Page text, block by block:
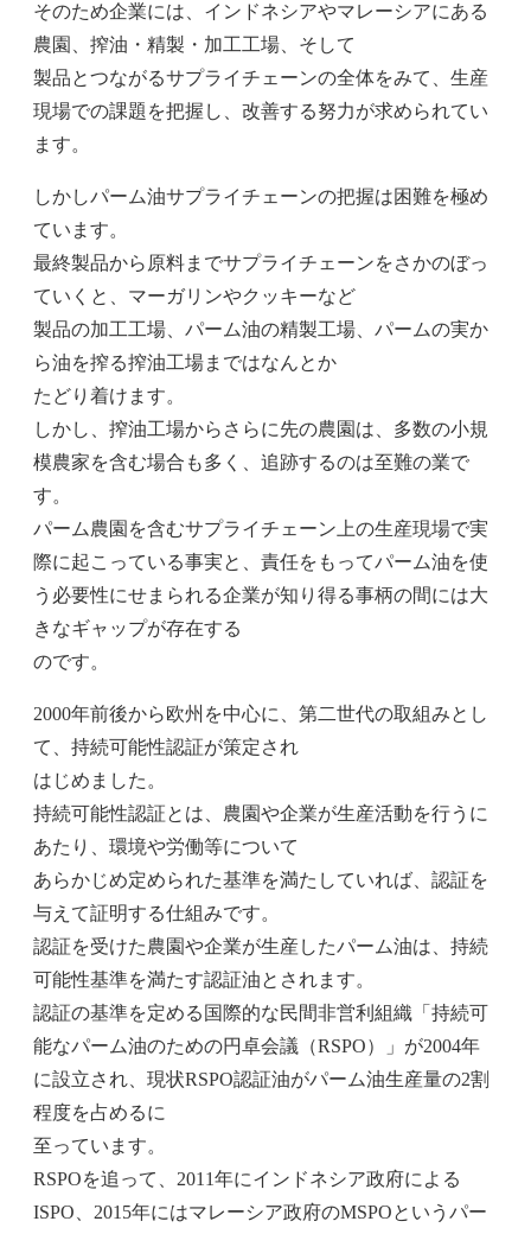
そのため企業には、インドネシアやマレーシアにある
農園、搾油・精製・加工工場、そして
製品とつながるサプライチェーンの全体をみて、生産
現場での課題を把握し、改善する努力が求められてい
ます。
しかしパーム油サプライチェーンの把握は困難を極め
ています。
最終製品から原料までサプライチェーンをさかのぼっ
ていくと、マーガリンやクッキーなど
製品の加工工場、パーム油の精製工場、パームの実か
ら油を搾る搾油工場まではなんとか
たどり着けます。
しかし、搾油工場からさらに先の農園は、多数の小規
模農家を含む場合も多く、追跡するのは至難の業で
す。
パーム農園を含むサプライチェーン上の生産現場で実
際に起こっている事実と、責任をもってパーム油を使
う必要性にせまられる企業が知り得る事柄の間には大
きなギャップが存在する
のです。
2000年前後から欧州を中心に、第二世代の取組みとし
て、持続可能性認証が策定され
はじめました。
持続可能性認証とは、農園や企業が生産活動を行うに
あたり、環境や労働等について
あらかじめ定められた基準を満たしていれば、認証を
与えて証明する仕組みです。
認証を受けた農園や企業が生産したパーム油は、持続
可能性基準を満たす認証油とされます。
認証の基準を定める国際的な民間非営利組織「持続可
能なパーム油のための円卓会議（RSPO）」が2004年
に設立され、現状RSPO認証油がパーム油生産量の2割
程度を占めるに
至っています。
RSPOを追って、2011年にインドネシア政府による
ISPO、2015年にはマレーシア政府のMSPOというパー